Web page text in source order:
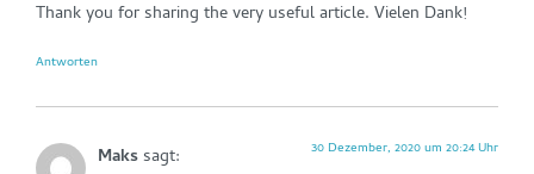
Thank you for sharing the very useful article. Vielen Dank!
Antworten
Makssagt: 30 Dezember, 2020 um 20:24 Uhr